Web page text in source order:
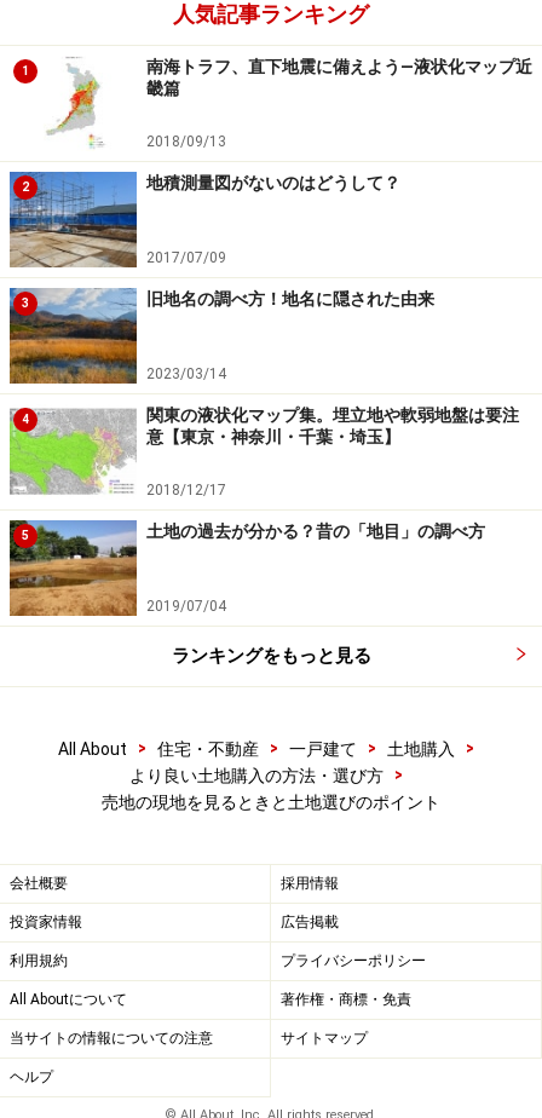
人気記事ランキング
1
南海トラフ、直下地震に備えよう―液状化マップ近
畿篇
2018/09/13
2 地積測量図がないのはどうして？
2017/07/09
3 旧地名の調べ方！地名に隠された由来
2023/03/14
4
関東の液状化マップ集。埋立地や軟弱地盤は要注
意【東京・神奈川・千葉・埼玉】
2018/12/17
5 土地の過去が分かる？昔の「地目」の調べ方
2019/07/04
ランキングをもっと見る
All About > 住宅・不動産 > 一戸建て > 土地購入
>
より良い土地購入の方法・選び方
>
売地の現地を見るときと土地選びのポイント
会社概要 採用情報
投資家情報 広告掲載
利用規約 プライバシーポリシー
All Aboutについて 著作権・商標・免責
当サイトの情報についての注意 サイトマップ
ヘルプ